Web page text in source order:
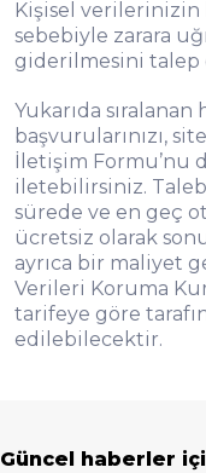
Kişisel verilerinizin
sebebiyle zarara
giderilmesini talep
Yukarıda sıralanan
başvurularınızı,
İletişim Formu’nu
iletebilirsiniz.
sürede ve en geç
ücretsiz olarak
ayrıca bir maliyet
Verileri Koruma
tarifeye göre
edilebilecektir.
Güncel haberler